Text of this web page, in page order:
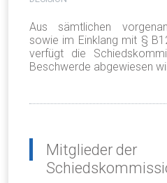
Aus sämtlichen
sowie im Einklang mit §
verfügt die
Beschwerde abgewiesen
Mitglieder der